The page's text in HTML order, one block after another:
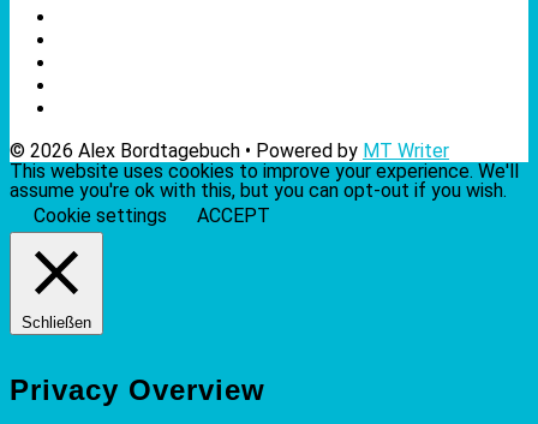
© 2026 Alex Bordtagebuch • Powered by MT Writer
This website uses cookies to improve your experience. We'll
assume you're ok with this, but you can opt-out if you wish.
Cookie settings
ACCEPT
Schließen
Privacy Overview